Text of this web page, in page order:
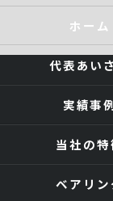
ホーム
代表あい
実績事
当社の特
ベアリン